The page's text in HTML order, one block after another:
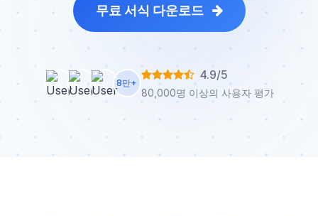
무료 서식 다운로드
8만+
4.9/5
80,000명 이상의 사용자 평가